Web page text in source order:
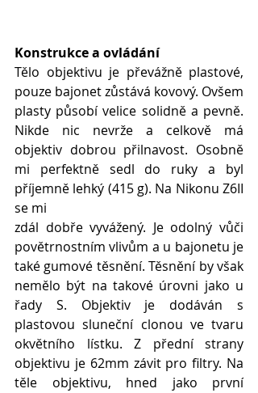
Konstrukce a ovládání
Tělo objektivu je převážně plastové,
pouze bajonet zůstává kovový. Ovšem
plasty působí velice solidně a pevně.
Nikde nic nevrže a celkově má
objektiv dobrou přilnavost. Osobně
mi perfektně sedl do ruky a byl
příjemně lehký (415 g). Na Nikonu Z6II
se mi
zdál dobře vyvážený. Je odolný vůči
povětrnostním vlivům a u bajonetu je
také gumové těsnění. Těsnění by však
nemělo být na takové úrovni jako u
řady S. Objektiv je dodáván s
plastovou sluneční clonou ve tvaru
okvětního lístku. Z přední strany
objektivu je 62mm závit pro filtry. Na
těle objektivu, hned jako první